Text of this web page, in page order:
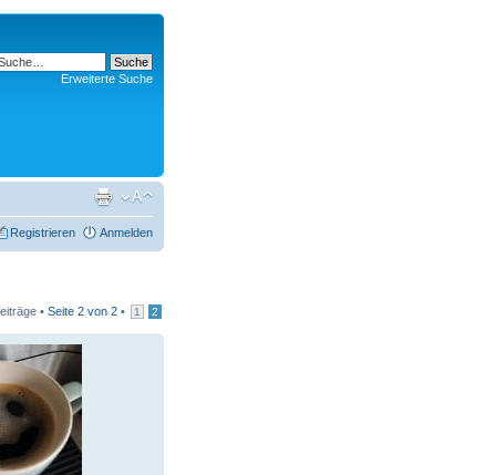
Erweiterte Suche
Registrieren Anmelden
• Seite 2 von 2 • 1 2